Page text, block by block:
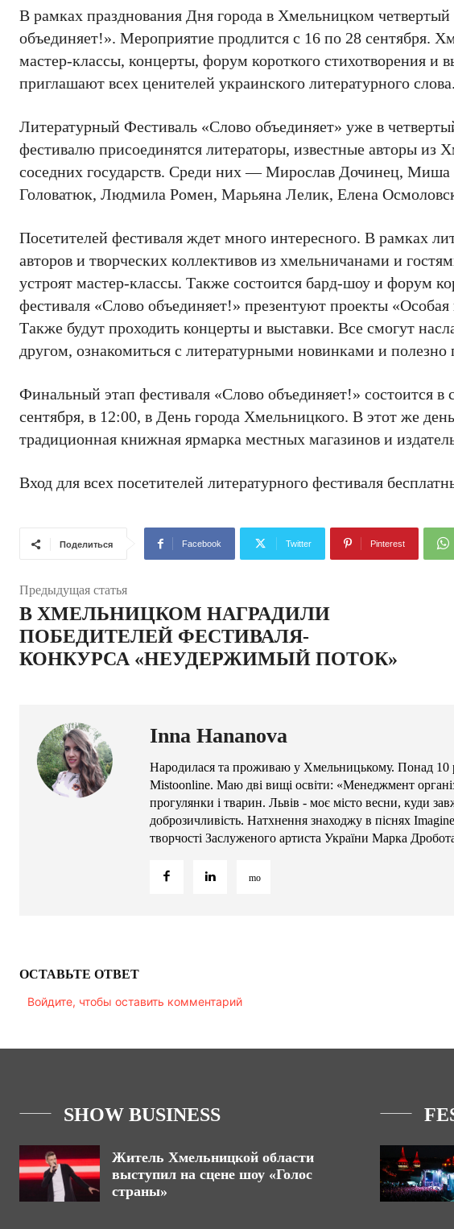
В рамках празднования Дня города в Хмельницком
объединяет!». Мероприятие продлится с 16 по 28 сентября.
мастер-классы, концерты, форум короткого стихотворения и
приглашают всех ценителей украинского литературного
Литературный Фестиваль «Слово объединяет» уже в
фестивалю присоединятся литераторы, известные авторы из
соседних государств. Среди них — Мирослав Дочинец,
Головатюк, Людмила Ромен, Марьяна Лелик, Елена
Посетителей фестиваля ждет много интересного. В рамках
авторов и творческих коллективов из хмельничанами и
устроят мастер-классы. Также состоится бард-шоу и форум
фестиваля «Слово объединяет!» презентуют проекты
Также будут проходить концерты и выставки. Все смогут
другом, ознакомиться с литературными новинками и полезно
Финальный этап фестиваля «Слово объединяет!» состоится в
сентября, в 12:00, в День города Хмельницкого. В этот же
традиционная книжная ярмарка местных магазинов и
Вход для всех посетителей литературного фестиваля
Поделиться Facebook Twitter Pinterest
Предыдущая статья
В ХМЕЛЬНИЦКОМ НАГРАДИЛИ
ПОБЕДИТЕЛЕЙ ФЕСТИВАЛЯ-
КОНКУРСА «НЕУДЕРЖИМЫЙ ПОТОК»
Inna Hananova
Народилася та проживаю у Хмельницькому. Понад 10
Mistoonline. Маю дві вищі освіти: «Менеджмент
прогулянки і тварин. Львів - моє місто весни, куди
доброзичливість. Натхнення знаходжу в піснях
творчості Заслуженого артиста України Марка
ОСТАВЬТЕ ОТВЕТ
Войдите, чтобы оставить комментарий
SHOW BUSINESS
Житель Хмельницкой области
выступил на сцене шоу «Голос
страны»